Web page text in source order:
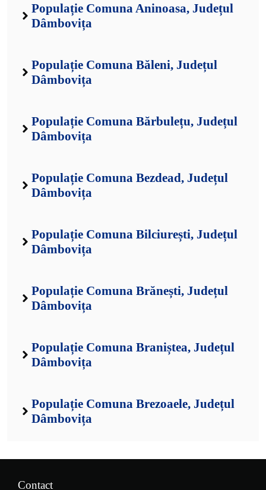
Populație Comuna Aninoasa, Județul
Dâmbovița
Populație Comuna Băleni, Județul
Dâmbovița
Populație Comuna Bărbulețu, Județul
Dâmbovița
Populație Comuna Bezdead, Județul
Dâmbovița
Populație Comuna Bilciurești, Județul
Dâmbovița
Populație Comuna Brănești, Județul
Dâmbovița
Populație Comuna Braniștea, Județul
Dâmbovița
Populație Comuna Brezoaele, Județul
Dâmbovița
Contact